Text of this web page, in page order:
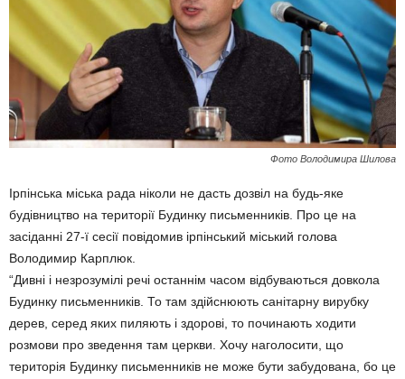
Фото Володимира Шилова
Ірпінська міська рада ніколи не дасть дозвіл на будь-яке
будівництво на території Будинку письменників. Про це на
засіданні 27-ї сесії повідомив ірпінський міський голова
Володимир Карплюк.
“Дивні і незрозумілі речі останнім часом відбуваються довкола
Будинку письменників. То там здійснюють санітарну вирубку
дерев, серед яких пиляють і здорові, то починають ходити
розмови про зведення там церкви. Хочу наголосити, що
територія Будинку письменників не може бути забудована, бо це